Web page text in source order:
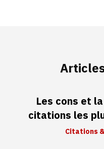
Les cons et
citations les
Citations